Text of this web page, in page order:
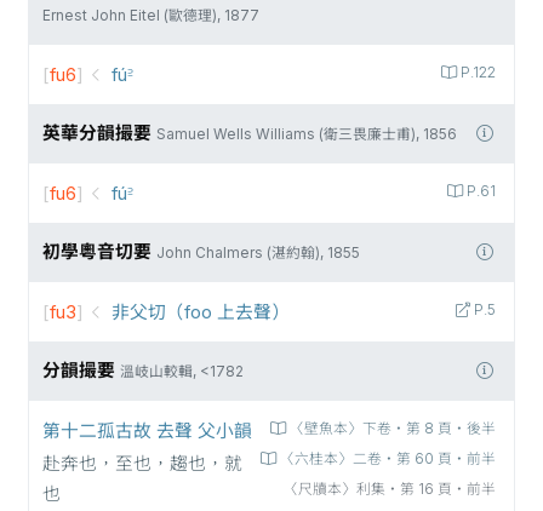
Ernest John Eitel (歐德理), 1877
P.122
[fu6] fú꜅
英華分韻撮要 Samuel Wells Williams (衛三畏廉士甫), 1856
P.61
[fu6] fú꜅
初學粵音切要 John Chalmers (湛約翰), 1855
P.5
[fu3] 非父切（foo 上去聲）
分韻撮要 溫岐山較輯, <1782
〈壁魚本〉下卷‧第 8 頁‧後半
〈六桂本〉二卷‧第 60 頁‧前半
〈尺牘本〉利集‧第 16 頁‧前半
第十二孤古故 去聲 父小韻
赴奔也，至也，趨也，就
也